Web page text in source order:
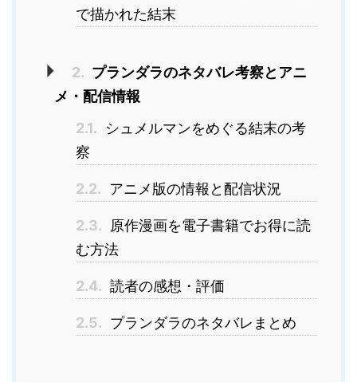
で描かれた結末
2. プランダラのネタバレ考察とアニ
メ・配信情報
2.1.
シュメルマンをめぐる結末の考
察
2.2. アニメ版の情報と配信状況
2.3.
原作漫画を電子書籍でお得に読
む方法
2.4. 読者の感想・評価
2.5. プランダラのネタバレまとめ